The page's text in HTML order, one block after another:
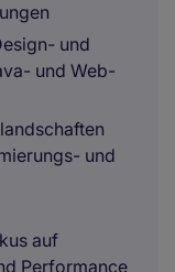
und
und Web-
und
auf
Performance